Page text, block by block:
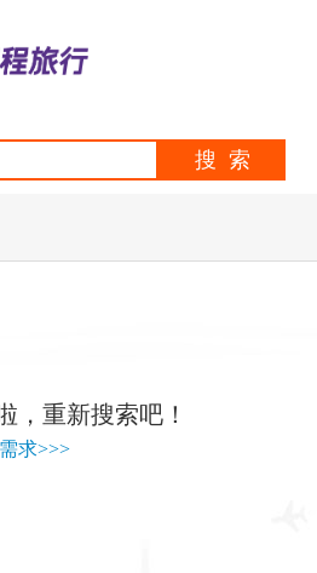
，重新搜索吧！
求>>>